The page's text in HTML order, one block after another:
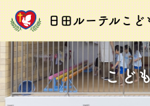
日田ルーテルこど
こど